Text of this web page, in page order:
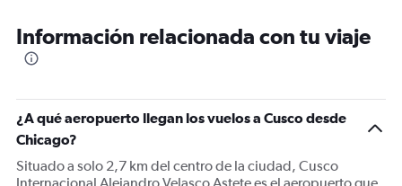
categories.
The
Y
axis
displaying
values.
Información relacionada con tu viaje
¿A qué aeropuerto llegan los vuelos a Cusco desde
Chicago?
Situado a solo 2,7 km del centro de la ciudad, Cusco